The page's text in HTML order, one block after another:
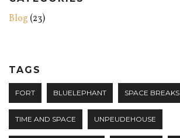
Blog (23)
TAGS
FORT BLUELEPHANT SPACE BREAKS
TIME AND SPACE UNPEUDEHOUSE